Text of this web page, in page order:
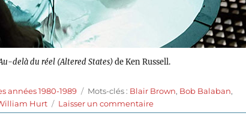
delà du réel (Altered States)de Ken Russell.
années 1980-1989 Étiquettes
Mots-clés : Blair Brown, Bob Balaban,
Hurt Laisser un commentairesur
Au-